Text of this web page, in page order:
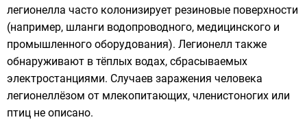
легионелла часто колонизирует резиновые поверхности
(например, шланги водопроводного, медицинского и
промышленного оборудования). Легионелл также
обнаруживают в тёплых водах, сбрасываемых
электростанциями. Случаев заражения человека
легионеллёзом от млекопитающих, членистоногих или
птиц не описано.